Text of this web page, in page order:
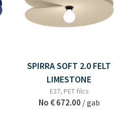
SPIRRA SOFT 2.0 FELT
LIMESTONE
E27, PET filcs
No € 672.00 / gab